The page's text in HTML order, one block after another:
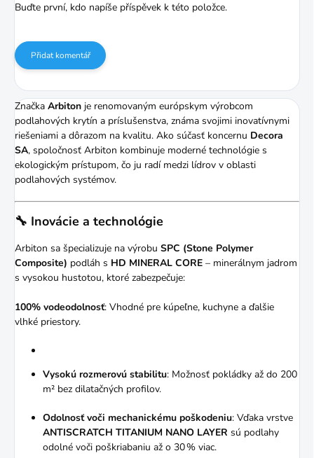
Buďte první, kdo napíše příspěvek k této položce.
Přidat komentář
Značka Arbiton je renomovaným európskym výrobcom
podlahových krytín a príslušenstva, známa svojimi inovatívnymi
riešeniami a dôrazom na kvalitu. Ako súčasť koncernu Decora
SA, spoločnosť Arbiton kombinuje moderné technológie s
ekologickým prístupom, čo ju radí medzi lídrov v oblasti
podlahových systémov.
🔧 Inovácie a technológie
Arbiton sa špecializuje na výrobu SPC (Stone Polymer
Composite) podláh s HD MINERAL CORE – minerálnym jadrom
s vysokou hustotou, ktoré zabezpečuje:
100% vodeodolnosť: Vhodné pre kúpeľne, kuchyne a ďalšie
vlhké priestory.
Vysokú rozmerovú stabilitu: Možnosť pokládky až do 200
m² bez dilatačných profilov.
Odolnosť voči mechanickému poškodeniu: Vďaka vrstve
ANTISCRATCH TITANIUM NANO LAYER sú podlahy
odolné voči poškriabaniu až o 30 % viac.